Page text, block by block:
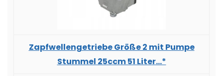
Zapfwellengetriebe Größe 2 mit Pumpe
Stummel 25ccm 51 Liter...*